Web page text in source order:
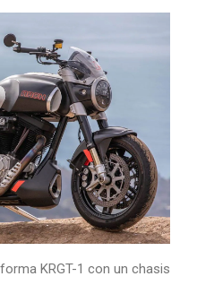
KRGT-1 con un chasis